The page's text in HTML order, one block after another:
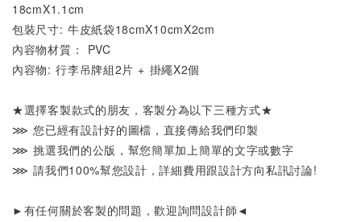
18cmX1.1cm
包裝尺寸: 牛皮紙袋18cmX10cmX2cm
內容物材質： PVC
內容物: 行李吊牌組2片 + 掛繩X2個
★選擇客製款式的朋友，客製分為以下三種方式★
⋙ 您已經有設計好的圖檔，直接傳給我們印製
⋙ 挑選我們的公版，幫您簡單加上簡單的文字或數字
⋙ 請我們100%幫您設計，詳細費用跟設計方向私訊討論!
►有任何關於客製的問題，歡迎詢問設計師◄